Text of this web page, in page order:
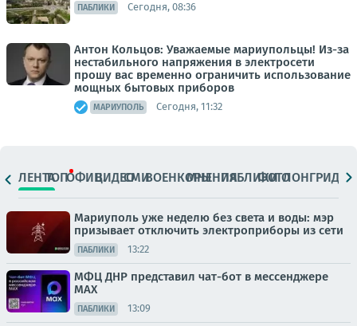
ПАБЛИКИ Сегодня, 08:36
Антон Кольцов: Уважаемые мариупольцы! Из-за
нестабильного напряжения в электросети
прошу вас временно ограничить использование
мощных бытовых приборов
МАРИУПОЛЬ Сегодня, 11:32
ЛЕНТАТОПОФИЦ.ВИДЕОСМИВОЕНКОРЫМНЕНИЯПАБЛИКИ
ФОТОЛОНГРИДЫ
Мариуполь уже неделю без света и воды: мэр
призывает отключить электроприборы из сети
ПАБЛИКИ 13:22
МФЦ ДНР представил чат-бот в мессенджере
MAX
ПАБЛИКИ 13:09